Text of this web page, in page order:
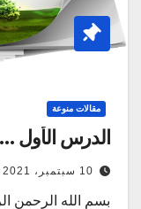
مقالات منوعة
الدرس الأول
10 سبتمبر، 2021
بسم الله الرحمن